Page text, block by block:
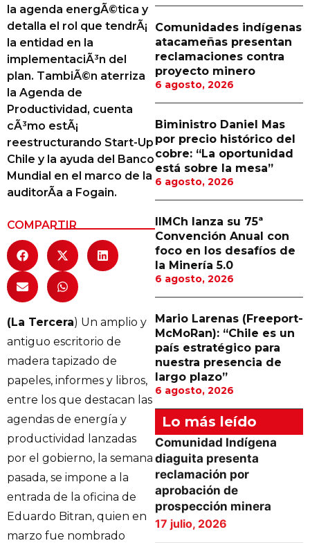
Columnas de Opinión
Designaciones
Calendario de Eventos
Revistas Digital
Siguenos
la agenda energÃ©tica y
detalla el rol que tendrÃ¡
la entidad en la
implementaciÃ³n del
plan. TambiÃ©n aterriza
la Agenda de
Productividad, cuenta
cÃ³mo estÃ¡
reestructurando Start-Up
Chile y la ayuda del Banco
Mundial en el marco de la
auditorÃ­a a Fogain.
COMPARTIR
(La Tercera) Un amplio y
antiguo escritorio de
madera tapizado de
papeles, informes y libros,
entre los que destacan las
agendas de energía y
productividad lanzadas
por el gobierno, la semana
pasada, se impone a la
entrada de la oficina de
Eduardo Bitran, quien en
marzo fue nombrado
Comunidades indígenas
atacameñas presentan
reclamaciones contra
proyecto minero
6 agosto, 2026
Biministro Daniel Mas
por precio histórico del
cobre: “La oportunidad
está sobre la mesa”
6 agosto, 2026
IIMCh lanza su 75ª
Convención Anual con
foco en los desafíos de
la Minería 5.0
6 agosto, 2026
Mario Larenas (Freeport-
McMoRan): “Chile es un
país estratégico para
nuestra presencia de
largo plazo”
6 agosto, 2026
Lo más leído
Comunidad Indígena
diaguita presenta
reclamación por
aprobación de
prospección minera
17 julio, 2026